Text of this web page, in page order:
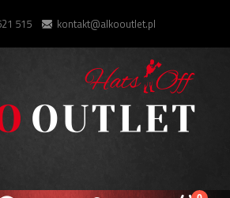
515 kontakt@alkooutlet.pl